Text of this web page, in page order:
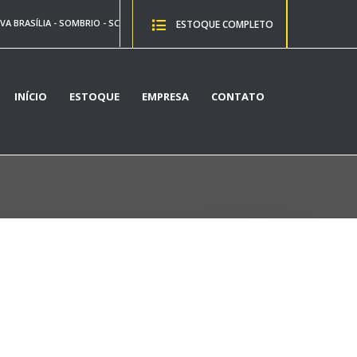
BRASÍLIA - SOMBRIO - SC ESTOQUE COMPLETO
INÍCIO ESTOQUE EMPRESA CONTATO